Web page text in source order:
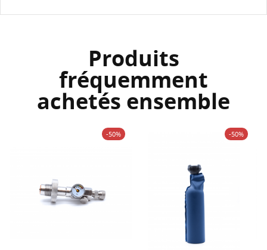
Produits
fréquemment
achetés ensemble
-50% -50%